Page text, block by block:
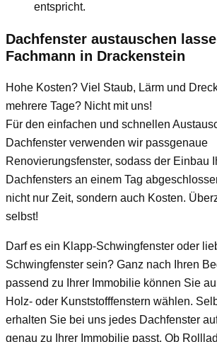
entspricht.
Dachfenster austauschen
Fachmann in Drackenstein
Hohe Kosten? Viel Staub, Lärm und
mehrere Tage? Nicht mit uns!
Für den einfachen und schnellen
Dachfenster verwenden wir passgenaue
Renovierungsfenster, sodass der Einbau
Dachfensters an einem Tag
nicht nur Zeit, sondern auch Kosten.
selbst!
Darf es ein Klapp-Schwingfenster oder
Schwingfenster sein? Ganz nach Ihren
passend zu Ihrer Immobilie können Sie
Holz- oder Kunststofffenstern wählen.
erhalten Sie bei uns jedes Dachfenster
genau zu Ihrer Immobilie passt. Ob